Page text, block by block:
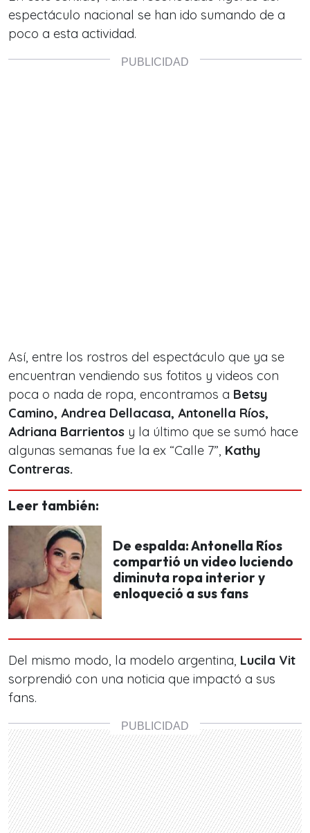
espectáculo nacional se han ido sumando de a
poco a esta actividad.
Así, entre los rostros del espectáculo que ya se
encuentran vendiendo sus fotitos y videos con
poca o nada de ropa, encontramos a Betsy
Camino, Andrea Dellacasa, Antonella Ríos,
Adriana Barrientos y la último que se sumó hace
algunas semanas fue la ex “Calle 7”, Kathy
Contreras.
Leer también:
De espalda: Antonella Ríos
compartió un video luciendo
diminuta ropa interior y
enloqueció a sus fans
Del mismo modo, la modelo argentina, Lucila Vit
sorprendió con una noticia que impactó a sus
fans.